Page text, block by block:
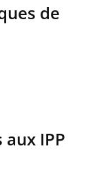
de
IPP